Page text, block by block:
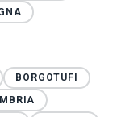
BORGOTUFI